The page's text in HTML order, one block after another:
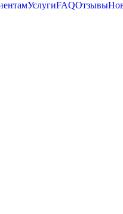
УслугиFAQОтзывы